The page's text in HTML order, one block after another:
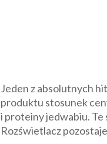
Jeden z absolutnych
produktu stosunek
i proteiny jedwabiu. Te
Rozświetlacz